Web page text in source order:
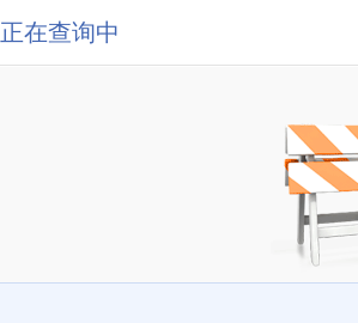
正在查询中